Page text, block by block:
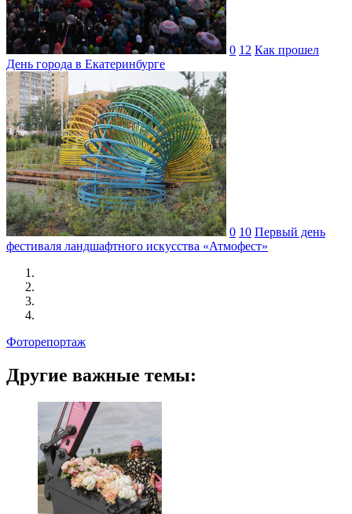
0 12 Как прошел
День города в Екатеринбурге
0 10 Первый день
фестиваля ландшафтного искусства «Атмофест»
Фоторепортаж
Другие важные темы: